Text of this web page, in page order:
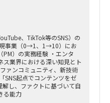
、TikTok等のSNS）の
事業（0→1、1→10）にお
PM）の実務経験 ・エンタ
ス業界における深い知見とト
ァンコミュニティ、新技術
SNS起点でコンテンツをゼ
し、ファクトに基づいて自
る能力